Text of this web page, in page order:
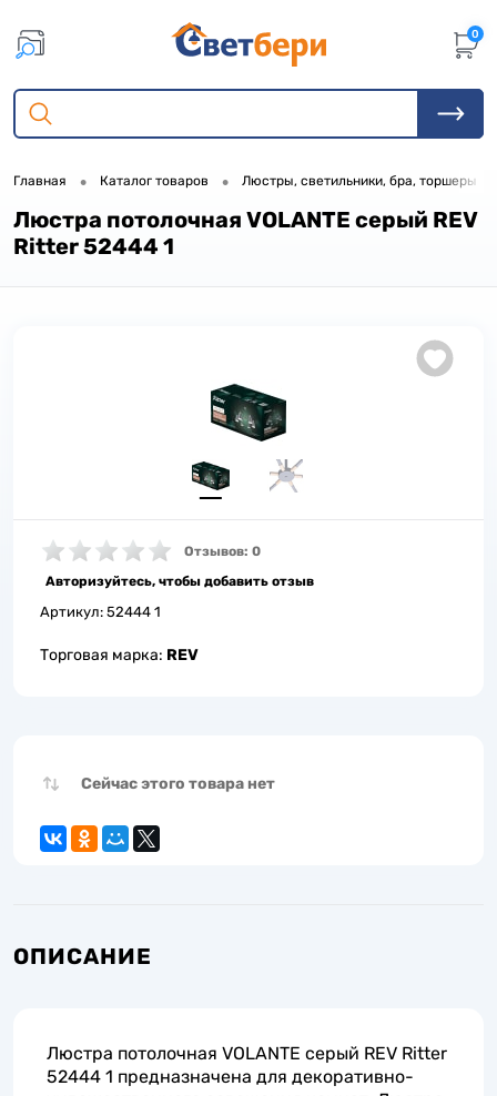
0
Главная • Каталог товаров • Люстры, светильники, бра, торшеры
Люстра потолочная VOLANTE серый REV
Ritter 52444 1
Отзывов: 0
Авторизуйтесь, чтобы добавить отзыв
Артикул: 52444 1
Торговая марка: REV
Сейчас этого товара нет
ОПИСАНИЕ
Люстра потолочная VOLANTE серый REV Ritter
52444 1 предназначена для декоративно-